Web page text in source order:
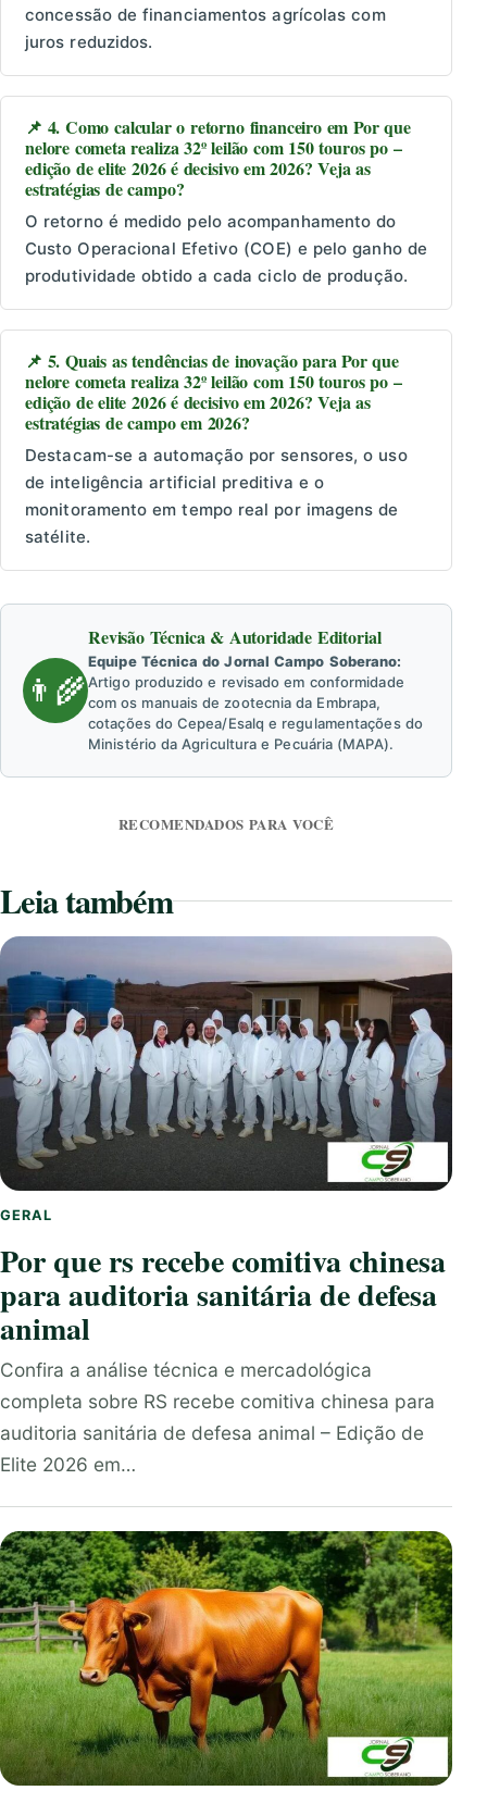
concessão de financiamentos agrícolas com
juros reduzidos.
📌 4. Como calcular o retorno financeiro em Por que
nelore cometa realiza 32º leilão com 150 touros po –
edição de elite 2026 é decisivo em 2026? Veja as
estratégias de campo?
O retorno é medido pelo acompanhamento do
Custo Operacional Efetivo (COE) e pelo ganho de
produtividade obtido a cada ciclo de produção.
📌 5. Quais as tendências de inovação para Por que
nelore cometa realiza 32º leilão com 150 touros po –
edição de elite 2026 é decisivo em 2026? Veja as
estratégias de campo em 2026?
Destacam-se a automação por sensores, o uso
de inteligência artificial preditiva e o
monitoramento em tempo real por imagens de
satélite.
👨‍🌾
Revisão Técnica & Autoridade Editorial
Equipe Técnica do Jornal Campo Soberano:
Artigo produzido e revisado em conformidade
com os manuais de zootecnia da Embrapa,
cotações do Cepea/Esalq e regulamentações do
Ministério da Agricultura e Pecuária (MAPA).
RECOMENDADOS PARA VOCÊ
Leia também
GERAL
Por que rs recebe comitiva chinesa
para auditoria sanitária de defesa
animal
Confira a análise técnica e mercadológica
completa sobre RS recebe comitiva chinesa para
auditoria sanitária de defesa animal – Edição de
Elite 2026 em…